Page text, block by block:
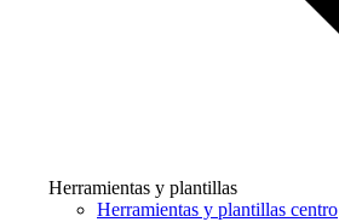
Herramientas y plantillas
Herramientas y plantillas centro